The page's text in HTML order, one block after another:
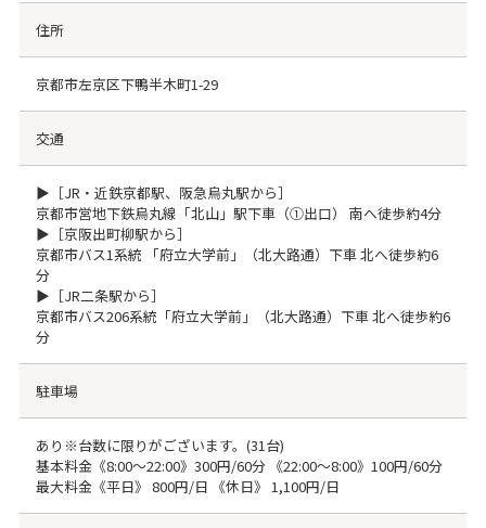
住所
京都市左京区下鴨半木町1-29
交通
▶［JR・近鉄京都駅、阪急烏丸駅から］
京都市営地下鉄烏丸線「北山」駅下車（①出口） 南へ徒歩約4分
▶［京阪出町柳駅から］
京都市バス1系統 「府立大学前」（北大路通）下車 北へ徒歩約6
分
▶［JR二条駅から］
京都市バス206系統「府立大学前」（北大路通）下車 北へ徒歩約6
分
駐車場
あり※台数に限りがございます。(31台)
基本料金《8:00～22:00》300円/60分 《22:00～8:00》100円/60分
最大料金《平日》 800円/日 《休日》 1,100円/日